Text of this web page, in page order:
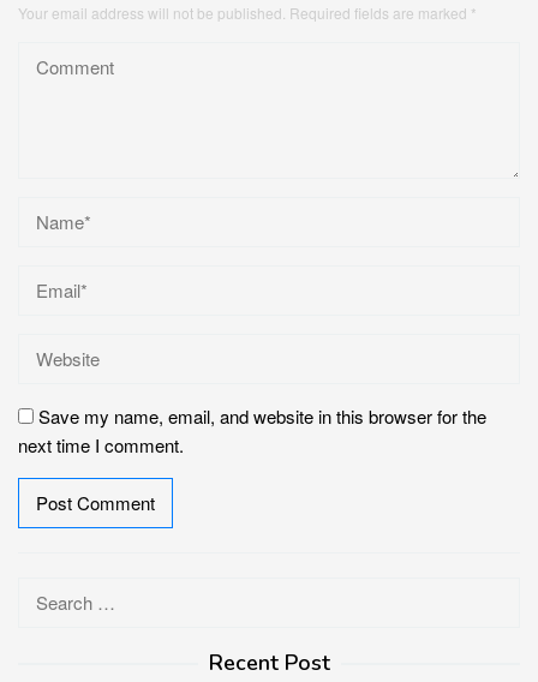
Your email address will not be published. Required fields are marked *
Save my name, email, and website in this browser for the
next time I comment.
for:
Recent Post